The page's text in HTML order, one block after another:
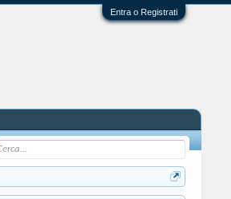
Entra o Registrati